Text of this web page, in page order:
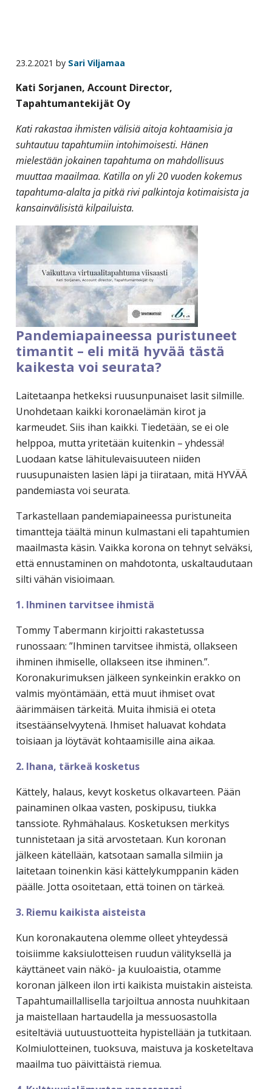
tehtävä
edistää
hyvää
ja
kustannus­
tehokasta
matka-
ja
kokoushallintoa.
23.2.2021 by Sari Viljamaa
Kati Sorjanen, Account Director,
Tapahtumantekijät Oy
Kati rakastaa ihmisten välisiä aitoja kohtaamisia ja
suhtautuu tapahtumiin intohimoisesti. Hänen
mielestään jokainen tapahtuma on mahdollisuus
muuttaa maailmaa. Katilla on yli 20 vuoden kokemus
tapahtuma-alalta ja pitkä rivi palkintoja kotimaisista ja
kansainvälisistä kilpailuista.
Pandemiapaineessa puristuneet
timantit – eli mitä hyvää tästä
kaikesta voi seurata?
Laitetaanpa hetkeksi ruusunpunaiset lasit silmille.
Unohdetaan kaikki koronaelämän kirot ja
karmeudet. Siis ihan kaikki. Tiedetään, se ei ole
helppoa, mutta yritetään kuitenkin – yhdessä!
Luodaan katse lähitulevaisuuteen niiden
ruusupunaisten lasien läpi ja tiirataan, mitä HYVÄÄ
pandemiasta voi seurata.
Tarkastellaan pandemiapaineessa puristuneita
timantteja täältä minun kulmastani eli tapahtumien
maailmasta käsin. Vaikka korona on tehnyt selväksi,
että ennustaminen on mahdotonta, uskaltaudutaan
silti vähän visioimaan.
1. Ihminen tarvitsee ihmistä
Tommy Tabermann kirjoitti rakastetussa
runossaan: ”Ihminen tarvitsee ihmistä, ollakseen
ihminen ihmiselle, ollakseen itse ihminen.”.
Koronakurimuksen jälkeen synkeinkin erakko on
valmis myöntämään, että muut ihmiset ovat
äärimmäisen tärkeitä. Muita ihmisiä ei oteta
itsestäänselvyytenä. Ihmiset haluavat kohdata
toisiaan ja löytävät kohtaamisille aina aikaa.
2. Ihana, tärkeä kosketus
Kättely, halaus, kevyt kosketus olkavarteen. Pään
painaminen olkaa vasten, poskipusu, tiukka
tanssiote. Ryhmähalaus. Kosketuksen merkitys
tunnistetaan ja sitä arvostetaan. Kun koronan
jälkeen kätellään, katsotaan samalla silmiin ja
laitetaan toinenkin käsi kättelykumppanin käden
päälle. Jotta osoitetaan, että toinen on tärkeä.
3. Riemu kaikista aisteista
Kun koronakautena olemme olleet yhteydessä
toisiimme kaksiulotteisen ruudun välityksellä ja
käyttäneet vain näkö- ja kuuloaistia, otamme
koronan jälkeen ilon irti kaikista muistakin aisteista.
Tapahtumaillallisella tarjoiltua annosta nuuhkitaan
ja maistellaan hartaudella ja messuosastolla
esiteltäviä uutuustuotteita hypistellään ja tutkitaan.
Kolmiulotteinen, tuoksuva, maistuva ja kosketeltava
maailma tuo päivittäistä riemua.